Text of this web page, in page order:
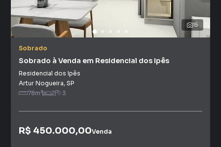
15
Sobrado
Sobrado à Venda em Residencial dos Ipês
Residencial dos Ipês
Artur Nogueira, SP
78m² 2 3
R$ 450.000,00Venda